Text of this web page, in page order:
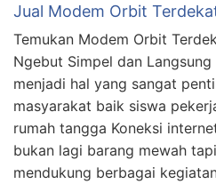
Jual Modem Orbit
Temukan Modem Orbit
Ngebut Simpel dan
menjadi hal yang sangat
masyarakat baik siswa
rumah tangga Koneksi
bukan lagi barang mewah
mendukung berbagai